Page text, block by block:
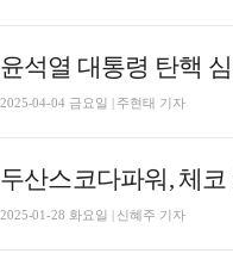
윤석열 대통령 탄핵
2025-04-04 금요일 | 주현태 기자
두산스코다파워, 체코
2025-01-28 화요일 | 신혜주 기자